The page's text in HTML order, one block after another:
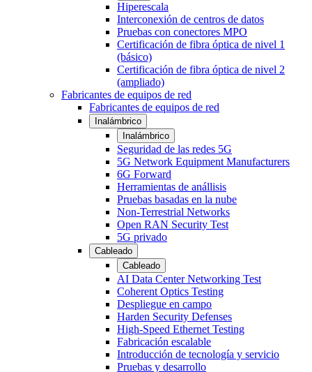
Hiperescala
Interconexión de centros de datos
Pruebas con conectores MPO
Certificación de fibra óptica de nivel 1
(básico)
Certificación de fibra óptica de nivel 2
(ampliado)
Fabricantes de equipos de red
Fabricantes de equipos de red
Inalámbrico
Inalámbrico
Seguridad de las redes 5G
5G Network Equipment Manufacturers
6G Forward
Herramientas de anállisis
Pruebas basadas en la nube
Non-Terrestrial Networks
Open RAN Security Test
5G privado
Cableado
Cableado
AI Data Center Networking Test
Coherent Optics Testing
Despliegue en campo
Harden Security Defenses
High-Speed Ethernet Testing
Fabricación escalable
Introducción de tecnología y servicio
Pruebas y desarrollo